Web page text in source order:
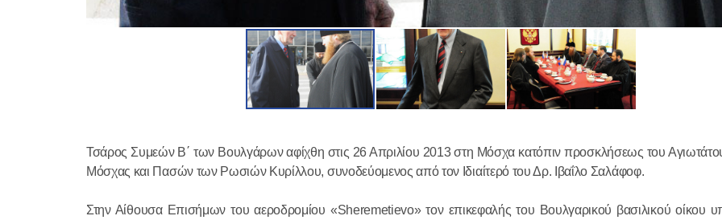
Τσάρος Συμεών Β΄ των Βουλγάρων αφίχθη στις 26 Απριλίου 2013 στη Μόσχα κατόπιν προσκλήσεως του
Μόσχας και Πασών των Ρωσιών Κυρίλλου, συνοδεύομενος από τον Ιδιαίτερό του Δρ. Ιβαΐλο Σαλάφοφ.
Στην Αίθουσα Επισήμων του αεροδρομίου «Sheremetievo» τον επικεφαλής του Βουλγαρικού βασιλικού οίκου
στο